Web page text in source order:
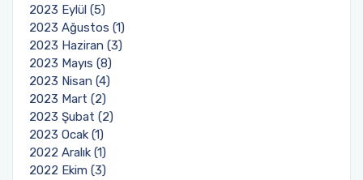
2023 Eylül (5)
2023 Ağustos (1)
2023 Haziran (3)
2023 Mayıs (8)
2023 Nisan (4)
2023 Mart (2)
2023 Şubat (2)
2023 Ocak (1)
2022 Aralık (1)
2022 Ekim (3)